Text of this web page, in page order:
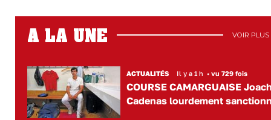
A LA UNE VOIR PLUS
ACTUALITÉS Il y a 1 h • vu 729 fois
COURSE CAMARGUAISE
Cadenas lourdement